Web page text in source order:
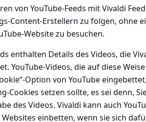
von YouTube-Feeds mit Vivaldi
Content-Erstellern zu folgen, ohne
Website zu besuchen.
enthalten Details des Videos, die
YouTube-Videos, die auf diese
Option von YouTube
Cookies setzen sollte, es sei denn,
des Videos. Vivaldi kann auch
einbetten, wenn sie sich